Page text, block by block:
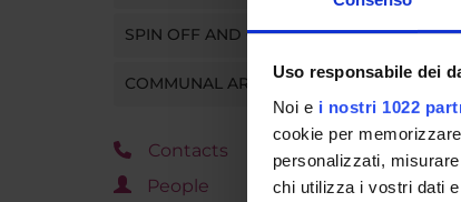
Uso responsabile dei
Noi e i nostri 1022
cookie per
personalizzati,
chi utilizza i vostri dati
SPIN OFF AND COMPANIES
COMMUNAL AREA
Contacts
People